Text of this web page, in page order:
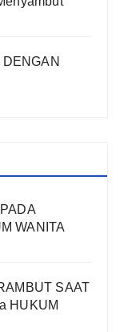
WANITA
SAAT
HUKUM